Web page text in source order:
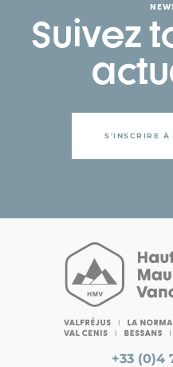
Suivez
S'INSCRIRE À
+33 (0)4